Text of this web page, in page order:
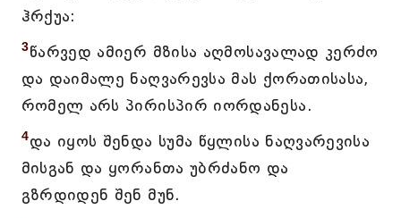
ჰრქუა:
3წარვედ ამიერ მზისა აღმოსავალად კერძო
და დაიმალე ნაღვარევსა მას ქორათისასა,
რომელ არს პირისპირ იორდანესა.
4და იყოს შენდა სუმა წყლისა ნაღვარევისა
მისგან და ყორანთა უბრძანო და
გზრდიდენ შენ მუნ.